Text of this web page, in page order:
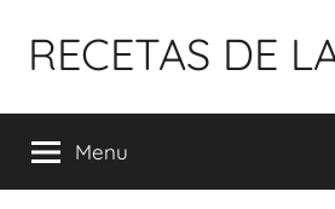
para
conteúdo
RECETAS DE
Menu